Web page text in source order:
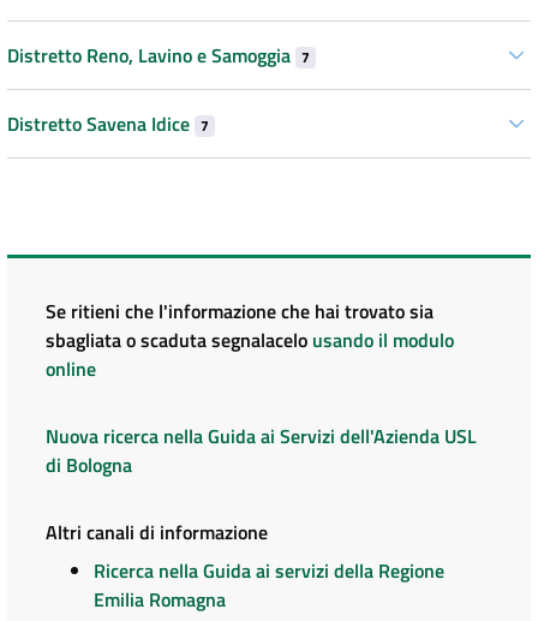
Distretto Reno, Lavino e Samoggia 7
Distretto Savena Idice 7
Se ritieni che l'informazione che hai trovato sia
sbagliata o scaduta segnalacelo usando il modulo
online
Nuova ricerca nella Guida ai Servizi dell'Azienda USL
di Bologna
Altri canali di informazione
Ricerca nella Guida ai servizi della Regione
Emilia Romagna